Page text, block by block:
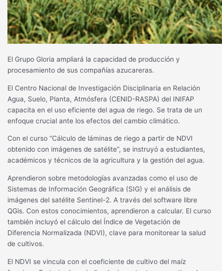
El Grupo Gloria ampliará la capacidad de producción y
procesamiento de sus compañías azucareras.
El Centro Nacional de Investigación Disciplinaria en Relación
Agua, Suelo, Planta, Atmósfera (CENID-RASPA) del INIFAP
capacita en el uso eficiente del agua de riego. Se trata de un
enfoque crucial ante los efectos del cambio climático.
Con el curso “Cálculo de láminas de riego a partir de NDVI
obtenido con imágenes de satélite”, se instruyó a estudiantes,
académicos y técnicos de la agricultura y la gestión del agua.
Aprendieron sobre metodologías avanzadas como el uso de
Sistemas de Información Geográfica (SIG) y el análisis de
imágenes del satélite Sentinel-2. A través del software libre
QGis. Con estos conocimientos, aprendieron a calcular. El curso
también incluyó el cálculo del Índice de Vegetación de
Diferencia Normalizada (NDVI), clave para monitorear la salud
de cultivos.
El NDVI se vincula con el coeficiente de cultivo del maíz